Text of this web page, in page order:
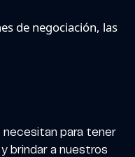
de negociación, las
necesitan para tener
brindar a nuestros